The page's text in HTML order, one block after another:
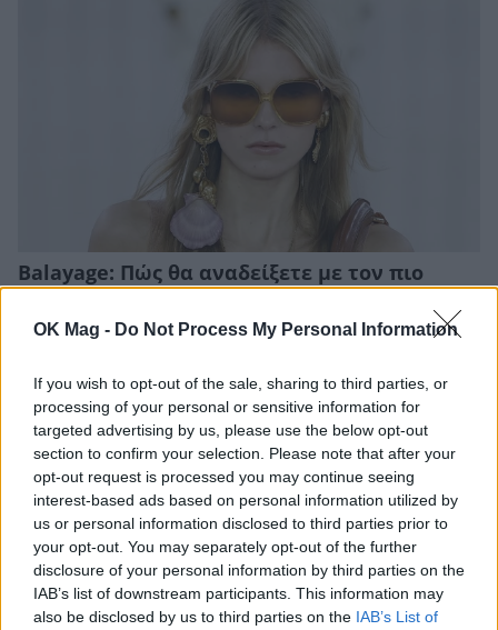
OK Mag - Do Not Process My Personal Information
If you wish to opt-out of the sale, sharing to third parties, or
processing of your personal or sensitive information for
targeted advertising by us, please use the below opt-out
section to confirm your selection. Please note that after your
opt-out request is processed you may continue seeing
interest-based ads based on personal information utilized by
us or personal information disclosed to third parties prior to
your opt-out. You may separately opt-out of the further
disclosure of your personal information by third parties on the
IAB’s list of downstream participants. This information may
also be disclosed by us to third parties on the IAB’s List of
Balayage: Πώς θα αναδείξετε με τον πιο
ΟΜΟΡΦΙΑ